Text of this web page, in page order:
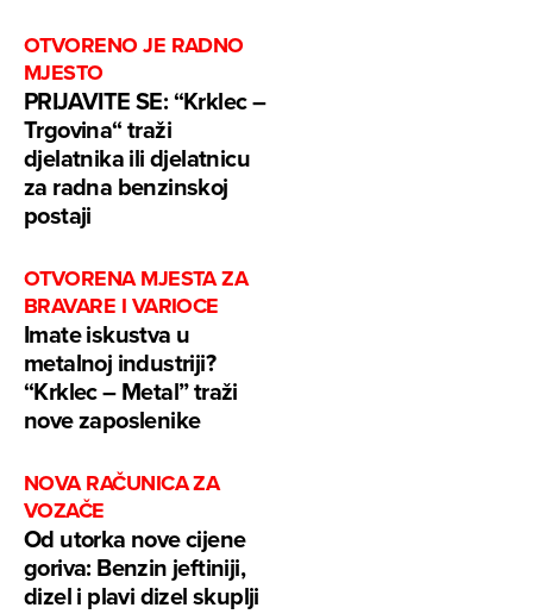
OTVORENO JE RADNO
MJESTO
PRIJAVITE SE: “Krklec –
Trgovina“ traži
djelatnika ili djelatnicu
za radna benzinskoj
postaji
OTVORENA MJESTA ZA
BRAVARE I VARIOCE
Imate iskustva u
metalnoj industriji?
“Krklec – Metal” traži
nove zaposlenike
NOVA RAČUNICA ZA
VOZAČE
Od utorka nove cijene
goriva: Benzin jeftiniji,
dizel i plavi dizel skuplji